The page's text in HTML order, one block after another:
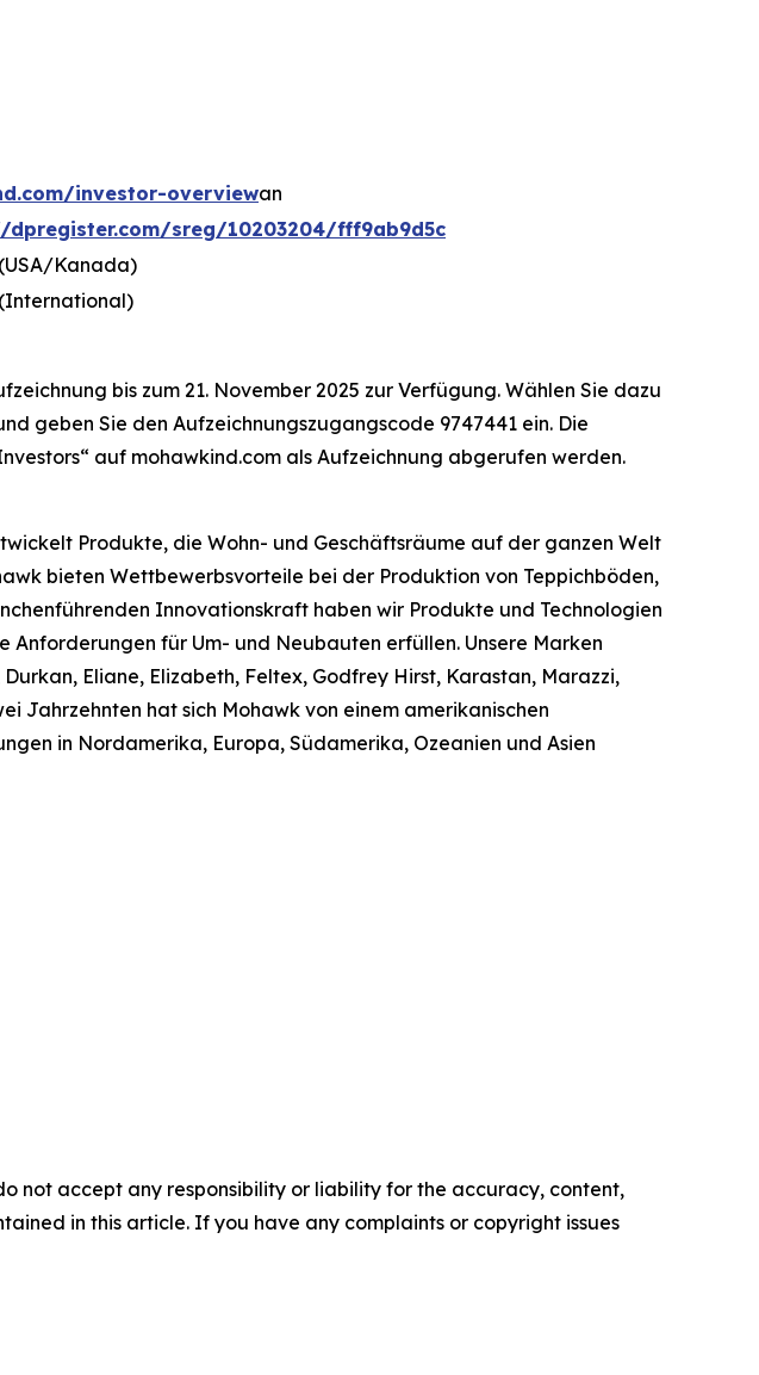
investor-overviewan
sreg/10203204/fff9ab9d5c
Kanada)
(International)
bis zum 21. November 2025 zur Verfügung. Wählen Sie dazu
geben Sie den Aufzeichnungszugangscode 9747441 ein. Die
auf mohawkind.com als Aufzeichnung abgerufen werden.
Produkte, die Wohn- und Geschäftsräume auf der ganzen Welt
bieten Wettbewerbsvorteile bei der Produktion von Teppichböden,
Innovationskraft haben wir Produkte und Technologien
für Um- und Neubauten erfüllen. Unsere Marken
Eliane, Elizabeth, Feltex, Godfrey Hirst, Karastan, Marazzi,
Jahrzehnten hat sich Mohawk von einem amerikanischen
in Nordamerika, Europa, Südamerika, Ozeanien und Asien
not accept any responsibility or liability for the accuracy, content,
in this article. If you have any complaints or copyright issues